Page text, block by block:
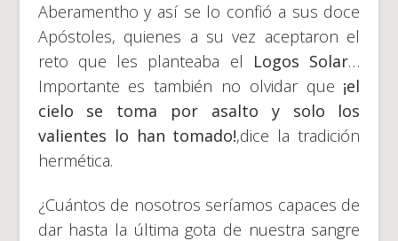
Aberamentho y así se lo confió a sus doce
Apóstoles, quienes a su vez aceptaron el
reto que les planteaba el Logos Solar…
Importante es también no olvidar que ¡el
cielo se toma por asalto y solo los
valientes lo han tomado!,dice la tradición
hermética.
¿Cuántos de nosotros seríamos capaces de
dar hasta la última gota de nuestra sangre